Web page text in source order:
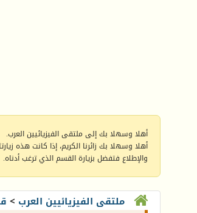
أهلا وسهلا بك إلى ملتقى الفيزيائيين العرب.
أهلا وسهلا بك زائرنا الكريم، إذا كانت هذه
والإطلاع فتفضل بزيارة القسم الذي ترغب أدناه.
ملتقى الفيزيائيين العرب >